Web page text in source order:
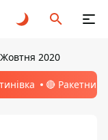
2020
🔴 Ракетний